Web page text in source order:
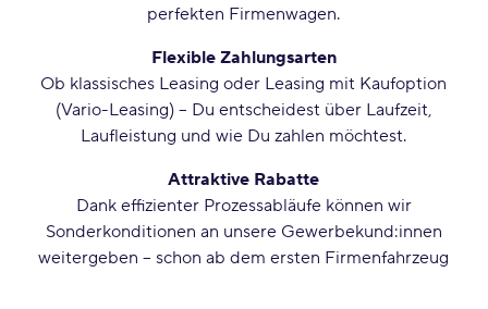
perfekten Firmenwagen.
Flexible Zahlungsarten
Ob klassisches Leasing oder Leasing mit Kaufoption
(Vario-Leasing) – Du entscheidest über Laufzeit,
Laufleistung und wie Du zahlen möchtest.
Attraktive Rabatte
Dank effizienter Prozessabläufe können wir
Sonderkonditionen an unsere Gewerbekund:innen
weitergeben – schon ab dem ersten Firmenfahrzeug